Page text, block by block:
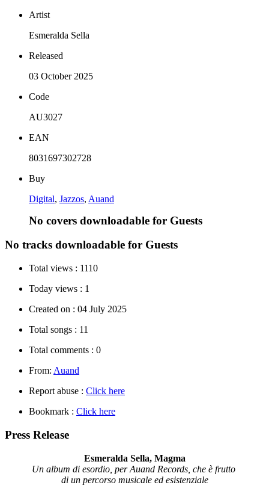
Artist
Esmeralda Sella
Released
03 October 2025
Code
AU3027
EAN
8031697302728
Buy
Digital, Jazzos, Auand
No covers downloadable for Guests
No tracks downloadable for Guests
Total views : 1110
Today views : 1
Created on : 04 July 2025
Total songs : 11
Total comments : 0
From: Auand
Report abuse : Click here
Bookmark : Click here
Press Release
Esmeralda Sella, Magma
Un album di esordio, per Auand Records, che è frutto
di un percorso musicale ed esistenziale